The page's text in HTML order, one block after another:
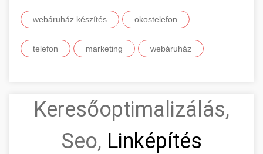
webáruház készítés okostelefon
telefon marketing webáruház
Keresőoptimalizálás,
Seo, Linképítés